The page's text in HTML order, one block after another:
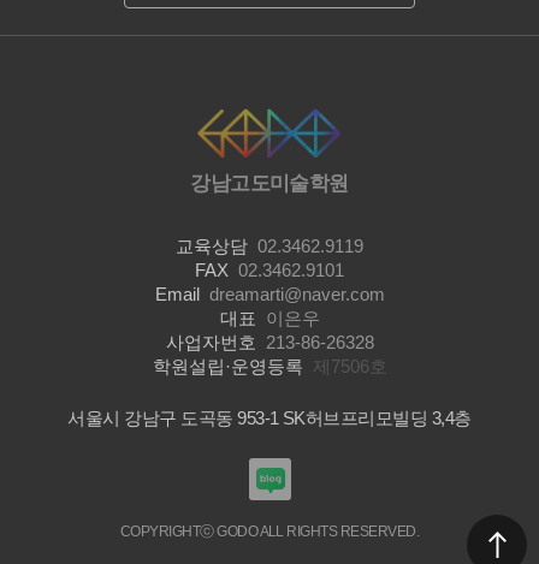
강남고도미술학원
교육상담 02.3462.9119
FAX 02.3462.9101
Email dreamarti@naver.com
대표
이은우
사업자번호
213-86-26328
학원설립·운영등록 제7506호
서울시 강남구 도곡동 953-1 SK허브프리모빌딩 3,4층
COPYRIGHTⓒ GODO ALL RIGHTS RESERVED.